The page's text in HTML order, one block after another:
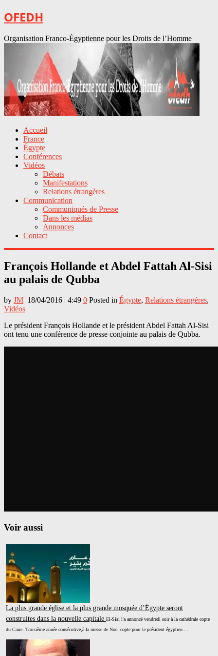
OFEDH
Organisation Franco-Égyptienne pour les Droits de l’Homme
Accueil
France
Égypte
Conférences
Vidéos
Débats
Manifestations
Relations étrangères
Communication
Communiqués de Presse
Dans les médias
Annonces
Contact
François Hollande et Abdel Fattah Al-Sisi
au palais de Qubba
by JM 18/04/2016 | 4:49 0 Posted in Égypte, Relations étrangères,
Vidéos
Le président François Hollande et le président Abdel Fattah Al-Sisi
ont tenu une conférence de presse conjointe au palais de Qubba.
Voir aussi
La plus grande église et la plus grande mosquée d’Égypte seront
construites dans la nouvelle capitale El-Sisi l'a annoncé vendredi soir à la cathédrale copte
du Caire. Troisième année consécutive,à la messe de Noël copte pour le président égyptien....